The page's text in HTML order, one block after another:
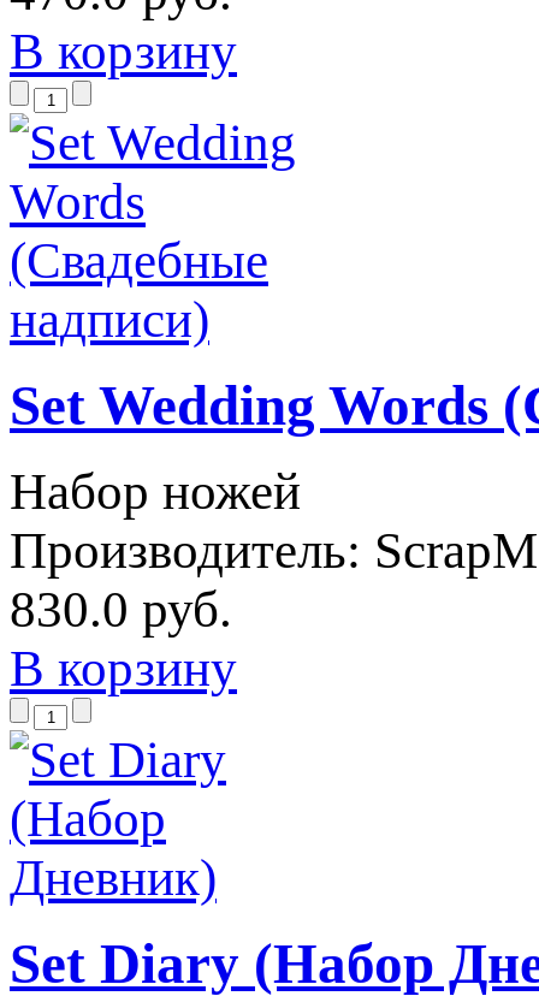
В корзину
Set Wedding Words
Набор ножей
Производитель:
830.0 руб.
В корзину
Set Diary (Набор